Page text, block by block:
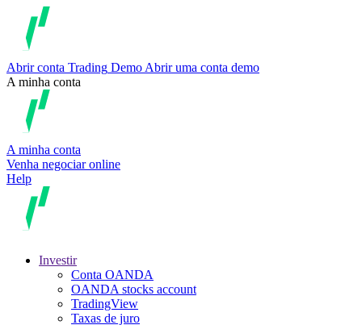
Abrir conta Trading Demo Abrir uma conta demo
A minha conta
A minha conta
Venha negociar online
Help
Investir
Conta OANDA
OANDA stocks account
TradingView
Taxas de juro